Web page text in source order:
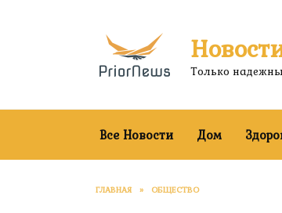
Только
Все Новости Дом
ГЛАВНАЯ » ОБЩЕСТВО